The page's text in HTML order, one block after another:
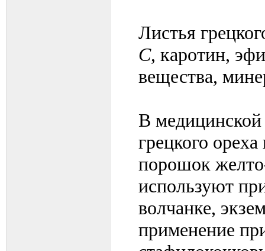
Листья
С, каротин,
вещества,
В
грецкого
порошок
используют
волчанке,
применение